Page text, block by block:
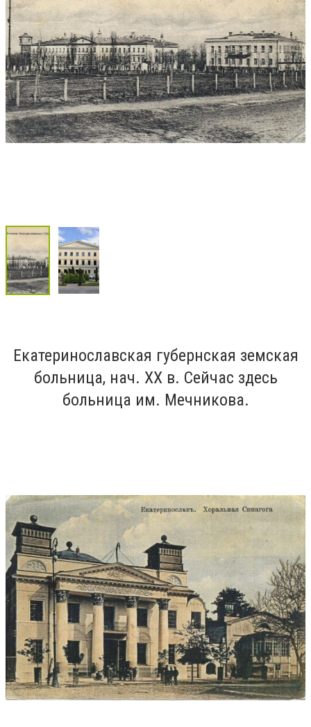
Екатеринославская губернская земская
больница, нач. ХХ в. Сейчас здесь
больница им. Мечникова.